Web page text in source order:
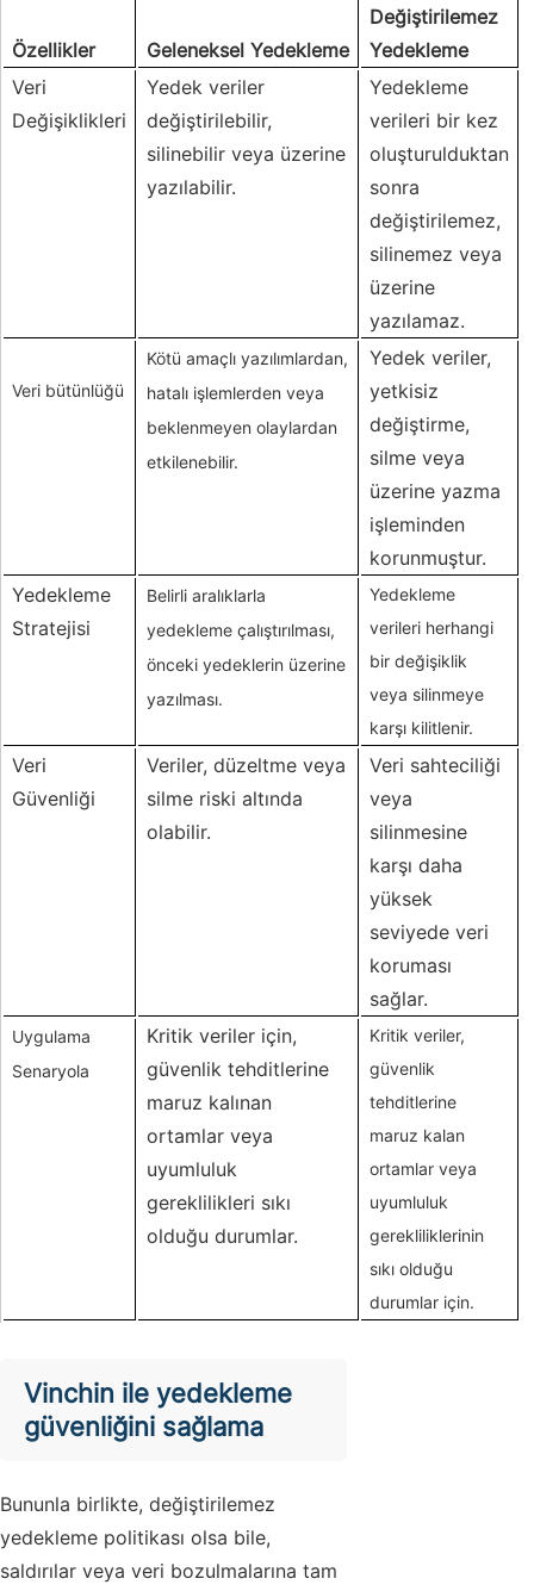
Özellikler Geleneksel Yedekleme
Değiştirilemez
Yedekleme
Veri
Değişiklikleri
Yedek veriler
değiştirilebilir,
silinebilir veya üzerine
yazılabilir.
Yedekleme
verileri bir kez
oluşturulduktan
sonra
değiştirilemez,
silinemez veya
üzerine
yazılamaz.
Veri bütünlüğü
Kötü amaçlı yazılımlardan,
hatalı işlemlerden veya
beklenmeyen olaylardan
etkilenebilir.
Yedek veriler,
yetkisiz
değiştirme,
silme veya
üzerine yazma
işleminden
korunmuştur.
Yedekleme
Stratejisi
Belirli aralıklarla
yedekleme çalıştırılması,
önceki yedeklerin üzerine
yazılması.
Yedekleme
verileri herhangi
bir değişiklik
veya silinmeye
karşı kilitlenir.
Veri
Güvenliği
Veriler, düzeltme veya
silme riski altında
olabilir.
Veri sahteciliği
veya
silinmesine
karşı daha
yüksek
seviyede veri
koruması
sağlar.
Uygulama
Senaryola
Kritik veriler için,
güvenlik tehditlerine
maruz kalınan
ortamlar veya
uyumluluk
gereklilikleri sıkı
olduğu durumlar.
Kritik veriler,
güvenlik
tehditlerine
maruz kalan
ortamlar veya
uyumluluk
gerekliliklerinin
sıkı olduğu
durumlar için.
Vinchin ile yedekleme
güvenliğini sağlama
Bununla birlikte, değiştirilemez
yedekleme politikası olsa bile,
saldırılar veya veri bozulmalarına tam